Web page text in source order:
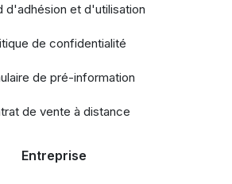
d'adhésion et d'utilisation
de confidentialité
de pré-information
de vente à distance
Entreprise